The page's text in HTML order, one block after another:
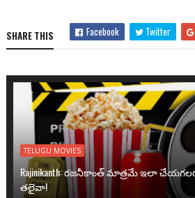
SHARE THIS Facebook Twitter
TELUGU MOVIES
Rajinikanth: రజనీకాంత్ మాత్రమే ఇలా
తలైవా!